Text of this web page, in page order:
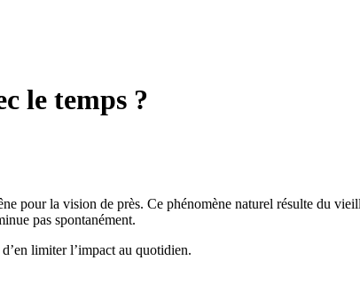
le temps ?
pour la vision de près. Ce phénomène naturel résulte du
pas spontanément.
limiter l’impact au quotidien.